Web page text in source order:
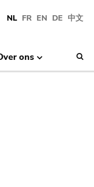
NL FR EN DE 中文
ons